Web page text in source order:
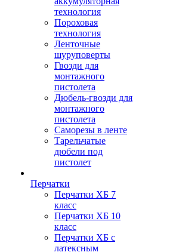
технология
Пороховая
технология
Ленточные
шуруповерты
Гвозди для
монтажного
пистолета
Дюбель-гвозди для
монтажного
пистолета
Саморезы в ленте
Тарельчатые
дюбели под
пистолет
Перчатки
Перчатки ХБ 7
класс
Перчатки ХБ 10
класс
Перчатки ХБ с
латексным